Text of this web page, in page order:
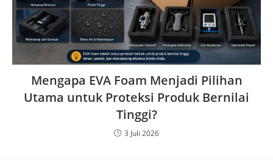
Mengapa EVA Foam Menjadi Pilihan
Utama untuk Proteksi Produk Bernilai
Tinggi?
3 Juli 2026